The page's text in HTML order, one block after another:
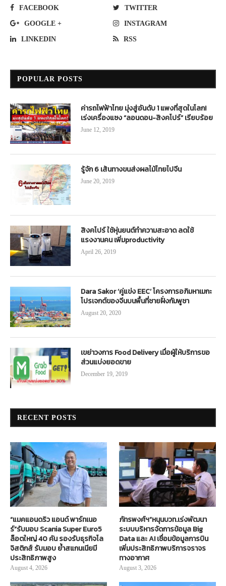
FACEBOOK TWITTER
GOOGLE + INSTAGRAM
LINKEDIN RSS
POPULAR POSTS
ค่ารถไฟฟ้าไทย มุ่งสู่อันดับ 1 แพงที่สุดในโลก!
เร่งเครื่องแซง “ลอนดอน-สิงคโปร์” เรียบร้อย
June 12, 2019
รู้จัก 6 เส้นทางขนส่งผลไม้ไทยไปจีน
June 20, 2019
สิงคโปร์ ใช้หุ่นยนต์ทำความสะอาด ลดใช้
แรงงานคน เพิ่มproductivity
April 26, 2019
Dara Sakor ‘คู่แข่ง EEC’ โครงการอภิมหาเมกะ
โปรเจกต์ของจีนบนพื้นที่ชายฝั่งกัมพูชา
August 20, 2020
เขย่าวงการ Food Delivery เมื่อผู้ให้บริการขอ
ส่วนแบ่งยอดขาย
December 19, 2019
RECENT POSTS
“แมคแอนดริว แอนด์ พาร์ทเนอ
ร์”รับมอบ Scania Super Euro5
ล็อตใหญ่ 40 คัน รองรับธุรกิจโล
จิสติกส์ รับมอบ ย้ำสแกนเนียมี
ประสิทธิภาพสูง
August 4, 2026
ภัทรพงศ์ฯ”หนุนบวท.เร่งพัฒนา
ระบบบริหารจัดการข้อมูล Big
Data และ AI เชื่อมข้อมูลการบิน
เพิ่มประสิทธิภาพบริการจราจร
ทางอากาศ
August 3, 2026